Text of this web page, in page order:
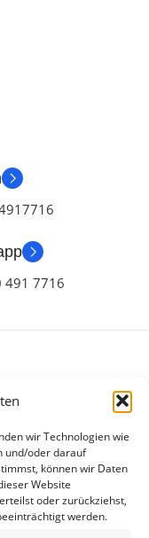
wir Technologien wie
und/oder darauf
können wir Daten
Website
oder zurückziehst,
werden.
491 7716